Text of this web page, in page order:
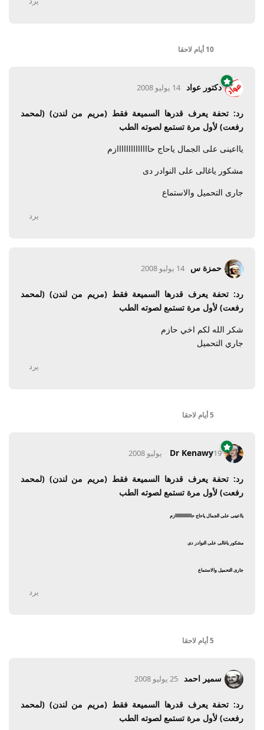
10 أيام لاحقا
دكتور عواد 14 يوليو 2008
رد: تحفة يعرف قدرها السميعة فقط (مريم من لندن) (لمحمد
رفعت) لأول مرة تستمع لصوته الطب
يااعينى على الجمال ياحاج حاااااااااااااازم
مشكور ياغالى على النوادر دى
جارى التحميل والاستماع
يرد
حمزة س 14 يوليو 2008
رد: تحفة يعرف قدرها السميعة فقط (مريم من لندن) (لمحمد
رفعت) لأول مرة تستمع لصوته الطب
شكر الله لكم اخي حازم
جاري التحميل
يرد
5 أيام لاحقا
Dr Kenawy19 يوليو 2008
رد: تحفة يعرف قدرها السميعة فقط (مريم من لندن) (لمحمد
رفعت) لأول مرة تستمع لصوته الطب
يااعينى على الجمال ياحاج حاااااااااااااازم
مشكور ياغالى على النوادر دى
جارى التحميل والاستماع
يرد
5 أيام لاحقا
سمير احمد 25 يوليو 2008
رد: تحفة يعرف قدرها السميعة فقط (مريم من لندن) (لمحمد
رفعت) لأول مرة تستمع لصوته الطب